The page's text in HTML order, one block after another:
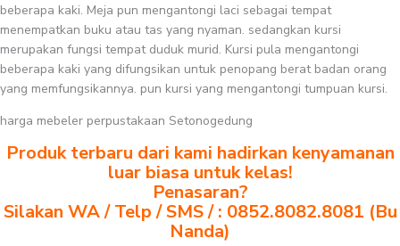
beberapa kaki. Meja pun mengantongi laci sebagai tempat
menempatkan buku atau tas yang nyaman. sedangkan kursi
merupakan fungsi tempat duduk murid. Kursi pula mengantongi
beberapa kaki yang difungsikan untuk penopang berat badan orang
yang memfungsikannya. pun kursi yang mengantongi tumpuan kursi.
harga mebeler perpustakaan Setonogedung
Produk terbaru dari kami hadirkan kenyamanan
luar biasa untuk kelas!
Penasaran?
Silakan WA / Telp / SMS / : 0852.8082.8081 (Bu
Nanda)